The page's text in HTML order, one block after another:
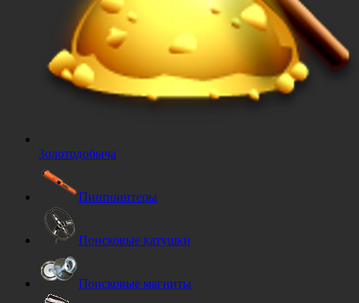
Золотодобыча
Пинпоинтеры
Поисковые катушки
Поисковые магниты